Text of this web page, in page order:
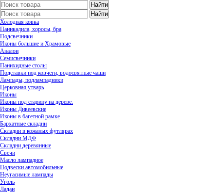
Холодная ковка
Паникадила, хоросы, бра
Подсвечники
Иконы большие и Храмовые
Аналои
Семисвечники
Панихидные столы
Подставки под ковчеги, водосвятные чаши
Лампады, подлампадники
Церковная утварь
Иконы
Иконы под старину на дереве.
Иконы Дивеевские
Иконы в багетной рамке
Бархатные складни
Складни в кожаных футлярах
Складни МДФ
Складни деревянные
Свечи
Масло лампадное
Подвески автомобильные
Неугасимые лампады
Уголь
Ладан